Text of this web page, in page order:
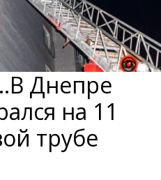
Днепре
на 11
трубе